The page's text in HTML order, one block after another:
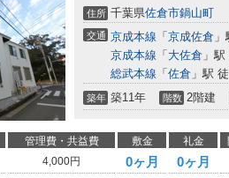
住所 千葉県佐倉市鍋山町
交通 京成本線 「 京成佐倉
京成本線 「 大佐倉 」
総武本線 「 佐倉 」駅
築年 築11年 階数 2階建
管理費・共益費 敷金 礼金
4,000円 0ヶ月 0ヶ月